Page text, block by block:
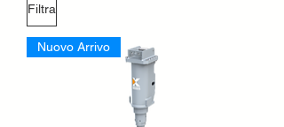
Filtra
Nuovo Arrivo